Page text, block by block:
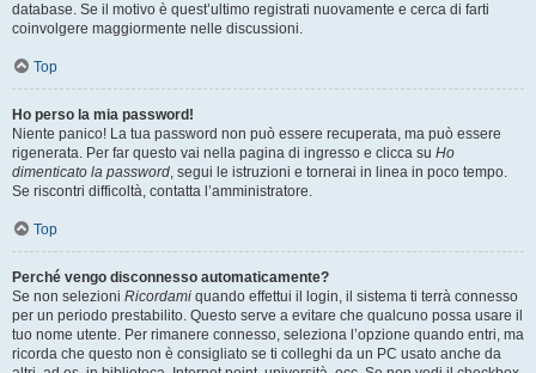
database. Se il motivo è quest’ultimo registrati nuovamente e cerca di farti
coinvolgere maggiormente nelle discussioni.
Top
Ho perso la mia password!
Niente panico! La tua password non può essere recuperata, ma può essere
rigenerata. Per far questo vai nella pagina di ingresso e clicca su Ho
dimenticato la password, segui le istruzioni e tornerai in linea in poco tempo.
Se riscontri difficoltà, contatta l’amministratore.
Top
Perché vengo disconnesso automaticamente?
Se non selezioni Ricordami quando effettui il login, il sistema ti terrà connesso
per un periodo prestabilito. Questo serve a evitare che qualcuno possa usare il
tuo nome utente. Per rimanere connesso, seleziona l’opzione quando entri, ma
ricorda che questo non è consigliato se ti colleghi da un PC usato anche da